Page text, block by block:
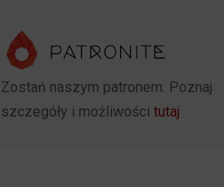
Zostań naszym patronem. Poznaj
szczegóły i możliwości tutaj